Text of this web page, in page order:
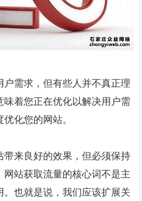
需求，但有些人并不真正理
着您正在优化以解决用户需
化您的网站。
来良好的效果，但必须保持
站获取流量的核心词不是主
也就是说，我们应该扩展关